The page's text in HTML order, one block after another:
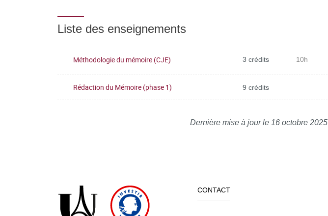
Liste des enseignements
Méthodologie du mémoire (CJE) 3 crédits 10h
Rédaction du Mémoire (phase 1) 9 crédits
Dernière mise à jour le 16 octobre 2025
CONTACT